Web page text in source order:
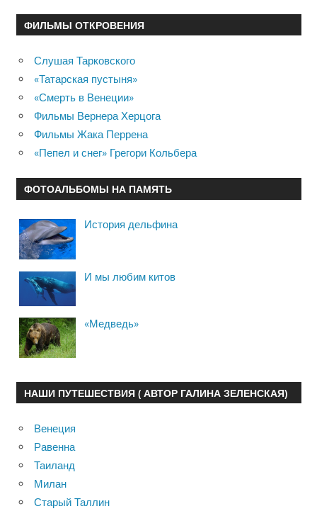
ФИЛЬМЫ ОТКРОВЕНИЯ
Слушая Тарковского
«Татарская пустыня»
«Смерть в Венеции»
Фильмы Вернера Херцога
Фильмы Жака Перрена
«Пепел и снег» Грегори Кольбера
ФОТОАЛЬБОМЫ НА ПАМЯТЬ
История дельфина
И мы любим китов
«Медведь»
НАШИ ПУТЕШЕСТВИЯ ( АВТОР ГАЛИНА ЗЕЛЕНСКАЯ)
Венеция
Равенна
Таиланд
Милан
Старый Таллин